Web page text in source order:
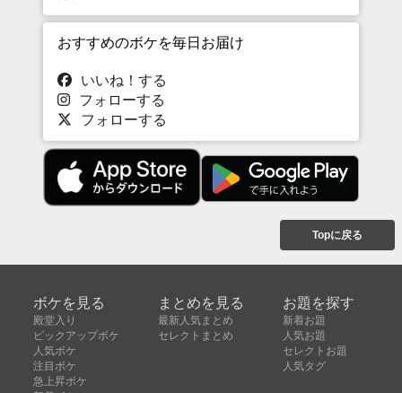
おすすめのボケを毎日お届け
いいね！する
フォローする
フォローする
Topに戻る
ボケを見る
殿堂入り
ピックアップボケ
人気ボケ
注目ボケ
急上昇ボケ
まとめを見る
最新人気まとめ
セレクトまとめ
お題を探す
新着お題
人気お題
セレクトお題
人気タグ